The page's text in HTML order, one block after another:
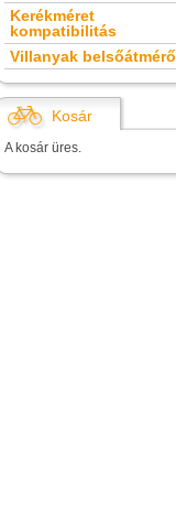
Kerékméret
kompatibilitás
Villanyak belsőátmérő
Kosár
A kosár üres.